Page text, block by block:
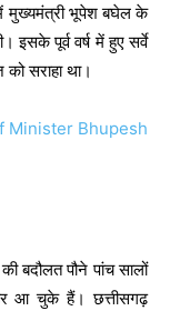
मुख्यमंत्री भूपेश बघेल के
इसके पूर्व वर्ष में हुए सर्वे
सराहा था।
बदौलत पौने पांच सालों
आ चुके हैं। छत्तीसगढ़